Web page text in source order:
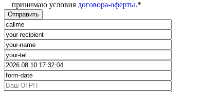
принимаю условия договора-оферты.*